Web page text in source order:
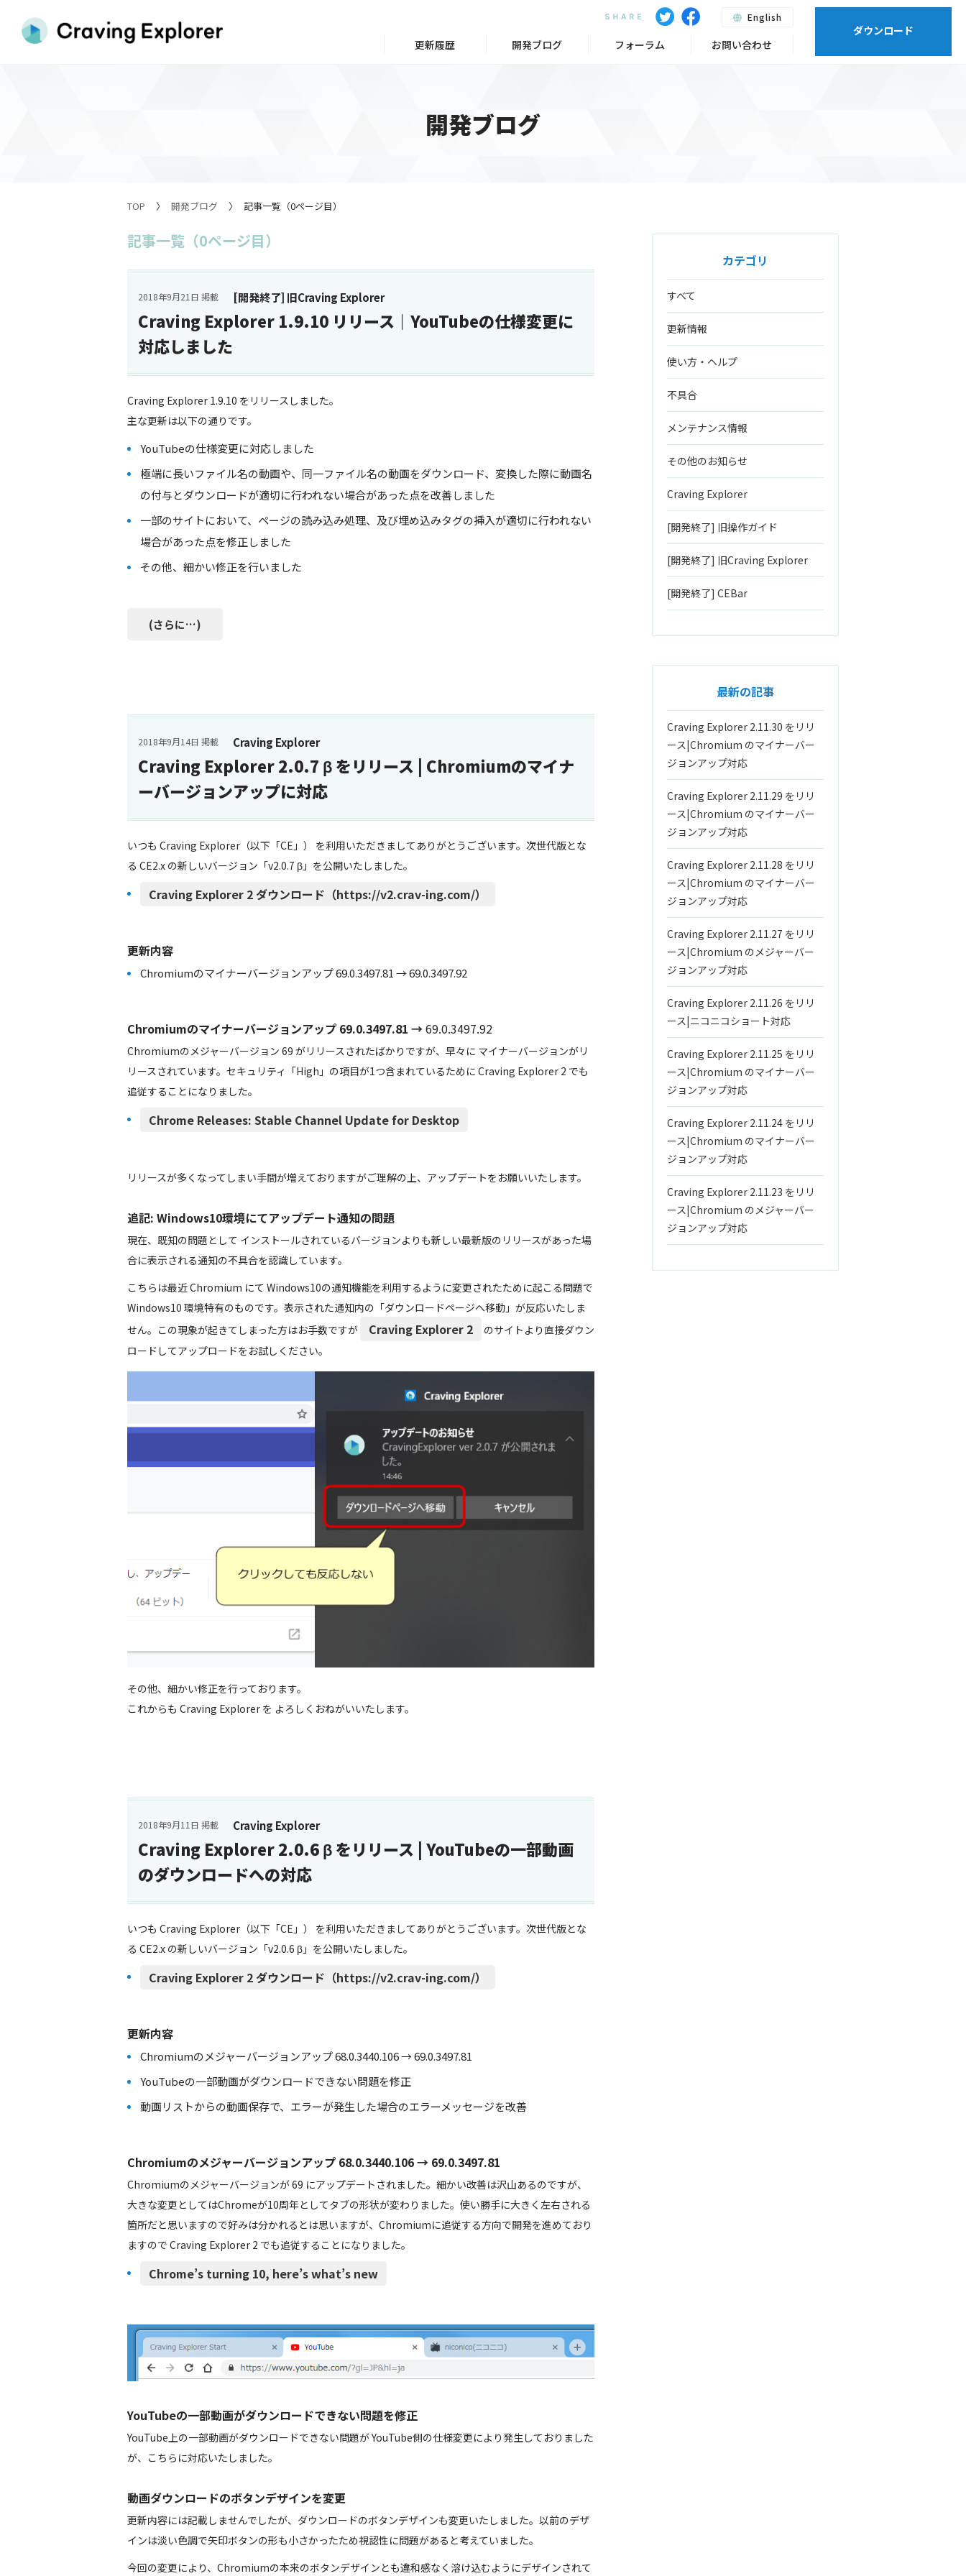
開発ブログ
TOP 開発ブログ 記事一覧（0ページ目）
記事一覧（0ページ目）
[開発終了] 旧Craving Explorer
2018年9月21日 掲載
Craving Explorer 1.9.10 リリース｜YouTubeの仕様変更に
対応しました
Craving Explorer 1.9.10 をリリースしました。
主な更新は以下の通りです。
YouTubeの仕様変更に対応しました
極端に長いファイル名の動画や、同一ファイル名の動画をダウンロード、変換した際に動画名
の付与とダウンロードが適切に行われない場合があった点を改善しました
一部のサイトにおいて、ページの読み込み処理、及び埋め込みタグの挿入が適切に行われない
場合があった点を修正しました
その他、細かい修正を行いました
(さらに…)
Craving Explorer
2018年9月14日 掲載
Craving Explorer 2.0.7 β をリリース | Chromiumのマイナ
ーバージョンアップに対応
いつも Craving Explorer（以下「CE」） を利用いただきましてありがとうございます。次世代版とな
る CE2.x の新しいバージョン「v2.0.7 β」を公開いたしました。
Craving Explorer 2 ダウンロード（https://v2.crav-ing.com/）
更新内容
Chromiumのマイナーバージョンアップ 69.0.3497.81 →69.0.3497.92
Chromiumのマイナーバージョンアップ 69.0.3497.81 →69.0.3497.92
Chromiumのメジャーバージョン 69 がリリースされたばかりですが、早々に マイナーバージョンがリ
リースされています。セキュリティ「High」の項目が1つ含まれているために Craving Explorer 2 でも
追従することになりました。
Chrome Releases: Stable Channel Update for Desktop
リリースが多くなってしまい手間が増えておりますがご理解の上、アップデートをお願いいたします。
追記: Windows10環境にてアップデート通知の問題
現在、既知の問題として インストールされているバージョンよりも新しい最新版のリリースがあった場
合に表示される通知の不具合を認識しています。
こちらは最近 Chromium にて Windows10の通知機能を利用するように変更されたために起こる問題で
Windows10 環境特有のものです。表示された通知内の「ダウンロードページへ移動」が反応いたしま
せん。この現象が起きてしまった方はお手数ですが
Craving Explorer 2
のサイトより直接ダウン
ロードしてアップロードをお試しください。
その他、細かい修正を行っております。
これからも Craving Explorer を よろしくおねがいいたします。
Craving Explorer
2018年9月11日 掲載
Craving Explorer 2.0.6 β をリリース | YouTubeの一部動画
のダウンロードへの対応
いつも Craving Explorer（以下「CE」） を利用いただきましてありがとうございます。次世代版とな
る CE2.x の新しいバージョン「v2.0.6 β」を公開いたしました。
Craving Explorer 2 ダウンロード（https://v2.crav-ing.com/）
更新内容
Chromiumのメジャーバージョンアップ 68.0.3440.106 →69.0.3497.81
YouTubeの一部動画がダウンロードできない問題を修正
動画リストからの動画保存で、エラーが発生した場合のエラーメッセージを改善
Chromiumのメジャーバージョンアップ 68.0.3440.106 → 69.0.3497.81
Chromiumのメジャーバージョンが 69 にアップデートされました。細かい改善は沢山あるのですが、
大きな変更としてはChromeが10周年としてタブの形状が変わりました。使い勝手に大きく左右される
箇所だと思いますので好みは分かれるとは思いますが、Chromiumに追従する方向で開発を進めており
ますので Craving Explorer 2 でも追従することになりました。
Chrome’s turning 10, here’s what’s new
YouTubeの一部動画がダウンロードできない問題を修正
YouTube上の一部動画がダウンロードできない問題が YouTube側の仕様変更により発生しておりました
が、こちらに対応いたしました。
動画ダウンロードのボタンデザインを変更
更新内容には記載しませんでしたが、ダウンロードのボタンデザインも変更いたしました。以前のデザ
インは淡い色調で矢印ボタンの形も小さかったため視認性に問題があると考えていました。
今回の変更により、Chromiumの本来のボタンデザインとも違和感なく溶け込むようにデザインされて
カテゴリ
すべて
更新情報
使い方・ヘルプ
不具合
メンテナンス情報
その他のお知らせ
Craving Explorer
[開発終了] 旧操作ガイド
[開発終了] 旧Craving Explorer
[開発終了] CEBar
最新の記事
Craving Explorer 2.11.30 をリリ
ース|Chromium のマイナーバー
ジョンアップ対応
Craving Explorer 2.11.29 をリリ
ース|Chromium のマイナーバー
ジョンアップ対応
Craving Explorer 2.11.28 をリリ
ース|Chromium のマイナーバー
ジョンアップ対応
Craving Explorer 2.11.27 をリリ
ース|Chromium のメジャーバー
ジョンアップ対応
Craving Explorer 2.11.26 をリリ
ース|ニコニコショート対応
Craving Explorer 2.11.25 をリリ
ース|Chromium のマイナーバー
ジョンアップ対応
Craving Explorer 2.11.24 をリリ
ース|Chromium のマイナーバー
ジョンアップ対応
Craving Explorer 2.11.23 をリリ
ース|Chromium のメジャーバー
ジョンアップ対応
ダウンロード
English
更新履歴 開発ブログ フォーラム お問い合わせ